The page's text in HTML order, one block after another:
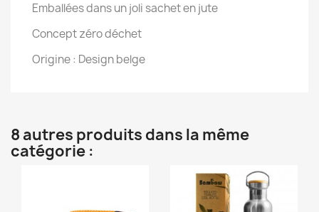
Emballées dans un joli sachet en jute
Concept zéro déchet
Origine : Design belge
8 autres produits dans la même
catégorie :